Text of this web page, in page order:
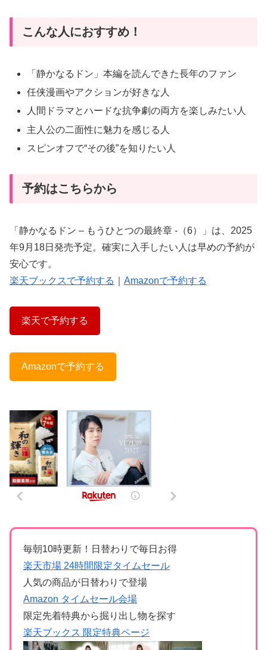
こんな人におすすめ！
「静かなるドン」本編を読んできた長年のファン
任侠漫画やアクションが好きな人
人間ドラマとハードな抗争劇の両方を楽しみたい人
主人公の二面性に魅力を感じる人
スピンオフで“その後”を知りたい人
予約はこちらから
「静かなるドン – もうひとつの最終章 -（6）」は、2025
年9月18日発売予定。確実に入手したい人は早めの予約が
安心です。
楽天ブックスで予約する
Amazonで予約する
楽天で予約する
Amazonで予約する
毎朝10時更新！日替わりで毎日お得
楽天市場 24時間限定タイムセール
人気の商品が日替わりで登場
Amazon タイムセール会場
限定先着特典から掘り出し物を探す
楽天ブックス 限定特典ページ